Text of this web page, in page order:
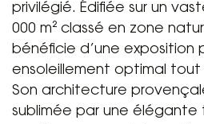
privilégié. Édifiée sur un
000 m² classé en zone
bénéficie d’une exposition
ensoleillement optimal tout
Son architecture
sublimée par une élégante